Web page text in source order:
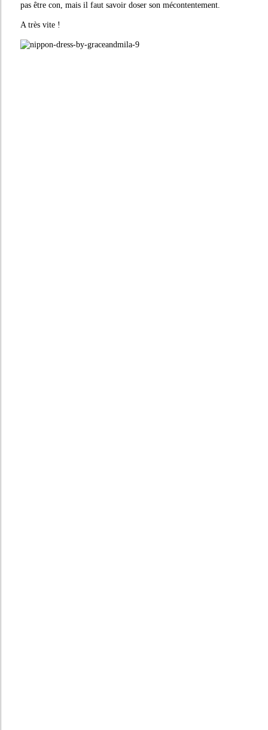
pas être con, mais il faut savoir doser son mécontentement.
A très vite !